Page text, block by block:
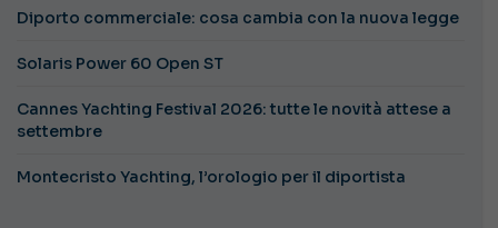
Diporto commerciale: cosa cambia con la nuova legge
Solaris Power 60 Open ST
Cannes Yachting Festival 2026: tutte le novità attese a
settembre
Montecristo Yachting, l’orologio per il diportista